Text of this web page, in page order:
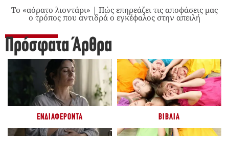
Το «αόρατο λιοντάρι» | Πώς επηρεάζει τις αποφάσεις μας
ο τρόπος που αντιδρά ο εγκέφαλος στην απειλή
Πρόσφατα Άρθρα
ΕΝΔΙΑΦΈΡΟΝΤΑ ΒΙΒΛΊΑ